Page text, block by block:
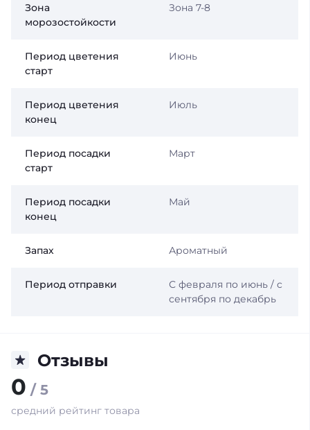
Зона
морозостойкости
Зона 7-8
Период цветения
старт
Июнь
Период цветения
конец
Июль
Период посадки
старт
Март
Период посадки
конец
Май
Запах Ароматный
Период отправки
С февраля по июнь / с
сентября по декабрь
Отзывы
0 / 5
средний рейтинг товара